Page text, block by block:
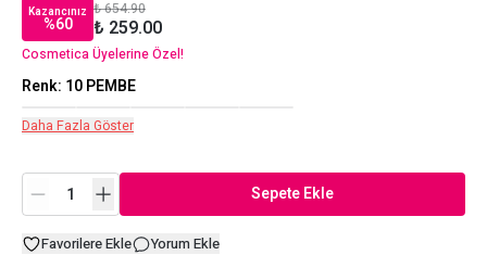
Kazancınız
%60
₺ 654.90
₺ 259.00
Cosmetica Üyelerine Özel!
Renk: 10 PEMBE
Daha Fazla Göster
Sepete Ekle
Favorilere Ekle Yorum Ekle